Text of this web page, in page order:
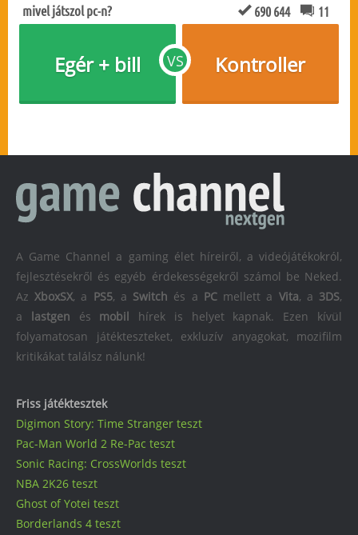
mivel játszol pc-n? 690 644 11
VS
Egér + bill Kontroller
Friss játéktesztek
Digimon Story: Time Stranger teszt
Pac-Man World 2 Re-Pac teszt
Sonic Racing: CrossWorlds teszt
NBA 2K26 teszt
Ghost of Yotei teszt
Borderlands 4 teszt
A Game Channel a gaming élet híreiről, a videójátékokról,
fejlesztésekről és egyéb érdekességekről számol be Neked.
AzXboxSX, a PS5, a Switch és a PCmellett a Vita, a 3DS,
a
lastgen és mobil
hírek is helyet kapnak. Ezen kívül
folyamatosan játékteszteket, exkluzív anyagokat, mozifilm
kritikákat találsz nálunk!